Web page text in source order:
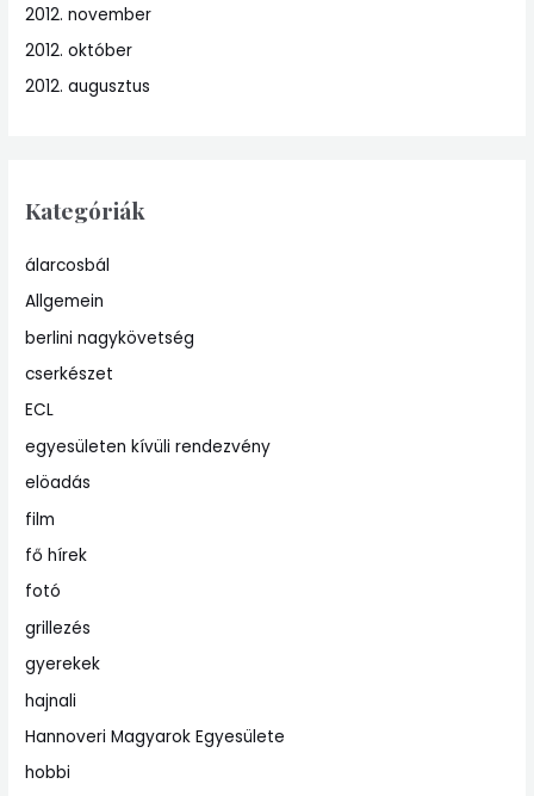
2012. november
2012. október
2012. augusztus
Kategóriák
álarcosbál
Allgemein
berlini nagykövetség
cserkészet
ECL
egyesületen kívüli rendezvény
elöadás
film
fő hírek
fotó
grillezés
gyerekek
hajnali
Hannoveri Magyarok Egyesülete
hobbi